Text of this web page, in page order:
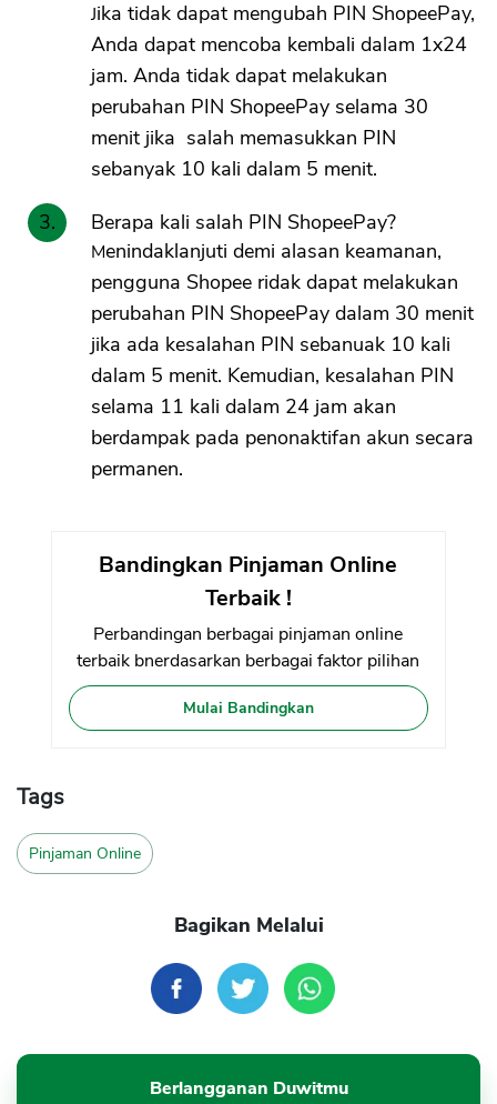
Jika tidak dapat mengubah PIN ShopeePay,
Anda dapat mencoba kembali dalam 1x24
jam. Anda tidak dapat melakukan
perubahan PIN ShopeePay selama 30
menit jika salah memasukkan PIN
sebanyak 10 kali dalam 5 menit.
Berapa kali salah PIN ShopeePay?
Menindaklanjuti demi alasan keamanan,
pengguna Shopee ridak dapat melakukan
perubahan PIN ShopeePay dalam 30 menit
jika ada kesalahan PIN sebanuak 10 kali
dalam 5 menit. Kemudian, kesalahan PIN
selama 11 kali dalam 24 jam akan
berdampak pada penonaktifan akun secara
permanen.
Bandingkan Pinjaman Online
Terbaik !
Perbandingan berbagai pinjaman online
terbaik bnerdasarkan berbagai faktor pilihan
Mulai Bandingkan
Tags
Pinjaman Online
Bagikan Melalui
Berlangganan Duwitmu